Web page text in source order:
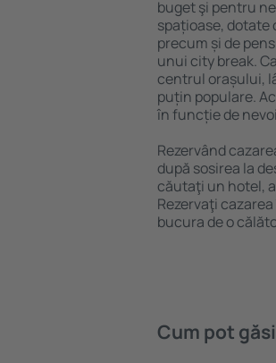
buget şi pentru
spațioase,
precum și de
unui city break.
centrul orașului,
puțin populare.
în funcție de
Rezervând
după sosirea la
căutaţi un hotel,
Rezervaţi
bucura de o
Cum pot